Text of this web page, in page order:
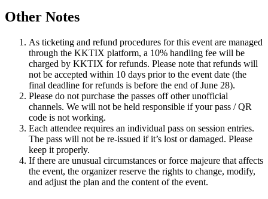
Other Notes
As ticketing and refund procedures for this event are managed
through the KKTIX platform, a 10% handling fee will be
charged by KKTIX for refunds. Please note that refunds will
not be accepted within 10 days prior to the event date (the
final deadline for refunds is before the end of June 28).
Please do not purchase the passes off other unofficial
channels. We will not be held responsible if your pass / QR
code is not working.
Each attendee requires an individual pass on session entries.
The pass will not be re-issued if it’s lost or damaged. Please
keep it properly.
If there are unusual circumstances or force majeure that affects
the event, the organizer reserve the rights to change, modify,
and adjust the plan and the content of the event.